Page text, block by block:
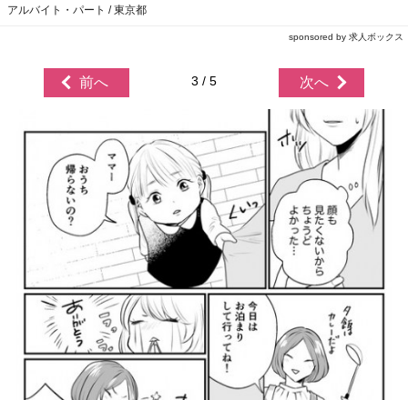
アルバイト・パート / 東京都
sponsored by 求人ボックス
前へ 3 / 5 次へ